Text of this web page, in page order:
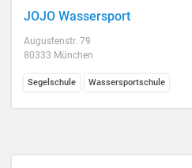
JOJO Wassersport
Augustenstr. 79
80333 München
Segelschule Wassersportschule